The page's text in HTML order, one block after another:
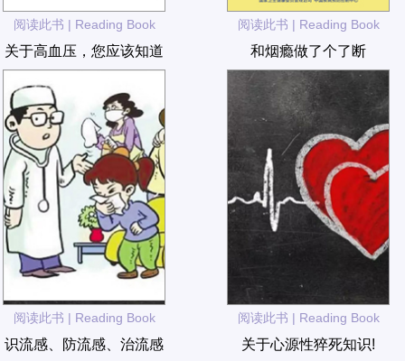
阅读此书 | Reading Book
关于高血压，您应该知道
阅读此书 | Reading Book
和烟瘾做了个了断
阅读此书 | Reading Book
识流感、防流感、治流感
阅读此书 | Reading Book
关于心源性猝死知识!